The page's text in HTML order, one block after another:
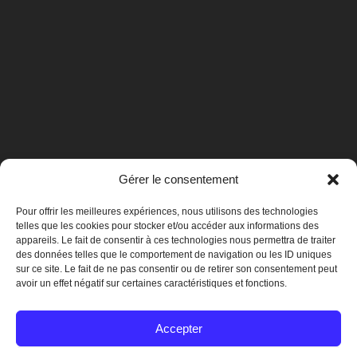
Gérer le consentement
Pour offrir les meilleures expériences, nous utilisons des technologies
telles que les cookies pour stocker et/ou accéder aux informations des
appareils. Le fait de consentir à ces technologies nous permettra de traiter
des données telles que le comportement de navigation ou les ID uniques
sur ce site. Le fait de ne pas consentir ou de retirer son consentement peut
avoir un effet négatif sur certaines caractéristiques et fonctions.
Accepter
Mentions légales